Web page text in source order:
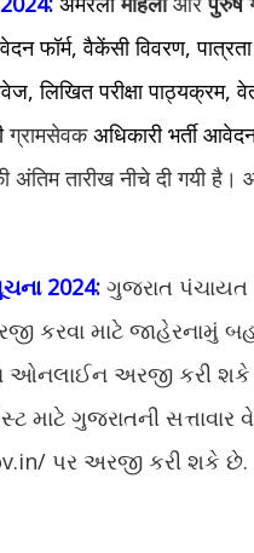
फॉर्म, वैकेंसी विवरण,
लिखित परीक्षा पाठ्यक्रम,
ग्रामसेवकअधिकारी भर्ती
तारीख नीचे दी गयी है।
2024: ગુજરાત પંચાયત
માટે જાહેરનામું
ઓનલાઈન અરજી કરી
માટે ગુજરાતની સત્તાવાર
પર અરજી કરી શકે